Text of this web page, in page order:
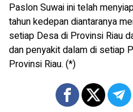
Paslon Suwai ini telah
tahun kedepan diantaranya
setiap Desa di Provinsi Riau
dan penyakit dalam di setiap
Provinsi Riau. (*)